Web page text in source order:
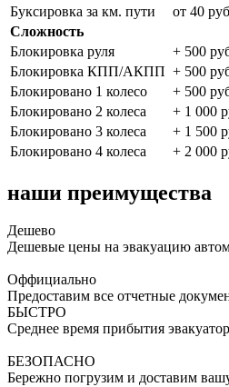
Буксировка за км. пути
от 40
Сложность
Блокировка руля
+ 500
Блокировка КПП/АКПП + 500
Блокировано 1 колесо
+ 500
Блокировано 2 колеса
+ 1 000
Блокировано 3 колеса
+ 1 500
Блокировано 4 колеса
+ 2 000
наши преимущества
Дешево
Дешевые цены на эвакуацию
Оффициально
Предоставим все отчетные
БЫСТРО
Среднее время прибытия
БЕЗОПАСНО
Бережно погрузим и доставим